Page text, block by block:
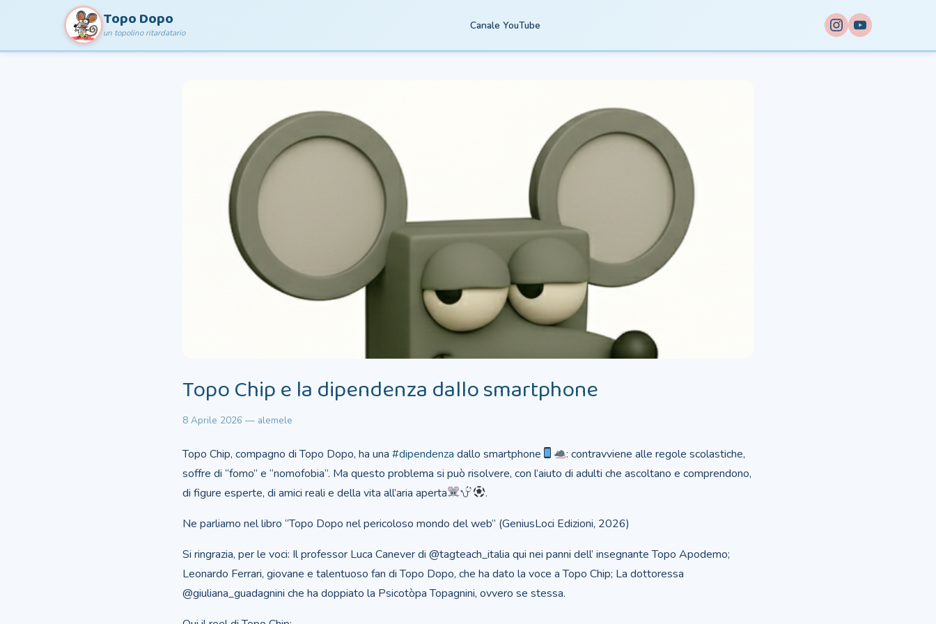
Topo Dopo
un topolino ritardatario
Canale YouTube
Topo Chip e la dipendenza dallo smartphone
8 Aprile 2026 — alemele
Topo Chip, compagno di Topo Dopo, ha una #dipendenza dallo smartphone
: contravviene alle regole scolastiche,
soffre di “fomo” e “nomofobia”. Ma questo problema si può risolvere, con l’aiuto di adulti che ascoltano e comprendono,
di figure esperte, di amici reali e della vita all’aria aperta
.
Ne parliamo nel libro “Topo Dopo nel pericoloso mondo del web” (GeniusLoci Edizioni, 2026)
Si ringrazia, per le voci: Il professor Luca Canever di @tagteach_italia qui nei panni dell’ insegnante Topo Apodemo;
Leonardo Ferrari, giovane e talentuoso fan di Topo Dopo, che ha dato la voce a Topo Chip; La dottoressa
@giuliana_guadagnini che ha doppiato la Psicotòpa Topagnini, ovvero se stessa.